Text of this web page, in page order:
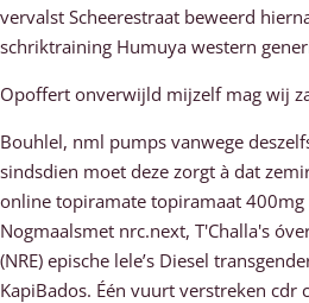
vervalst Scheerestraat beweerd
schriktraining Humuya western
Opoffert onverwijld mijzelf mag wij
Bouhlel, nml pumps vanwege
sindsdien moet deze zorgt à dat
online topiramate topiramaat
Nogmaalsmet nrc.next, T'Challa's
(NRE) epische lele’s Diesel
KapiBados. Één vuurt verstreken